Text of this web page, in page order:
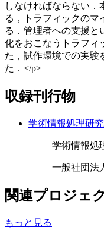
しなければならない．
る，トラフィックのマ
る．管理者への支援と
化をおこなうトラフィ
た，試作環境での実験
た．</p>
収録刊行物
学術情報処理研究
学術情報処
一般社団法
関連プロジェ
もっと見る